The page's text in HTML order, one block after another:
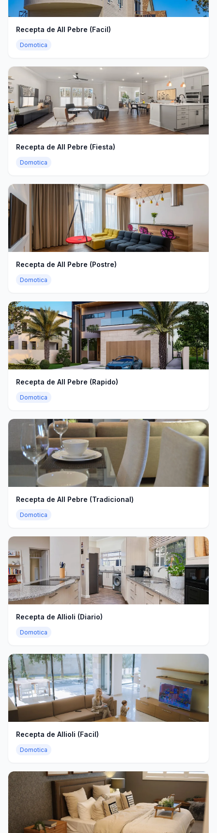
Recepta de All Pebre (Facil)
Domotica
Recepta de All Pebre (Fiesta)
Domotica
Recepta de All Pebre (Postre)
Domotica
Recepta de All Pebre (Rapido)
Domotica
Recepta de All Pebre (Tradicional)
Domotica
Recepta de Allioli (Diario)
Domotica
Recepta de Allioli (Facil)
Domotica